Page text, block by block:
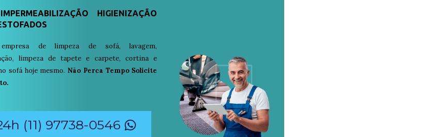
HIGIENIZAÇÃO
de limpeza de sofá, lavagem,
limpeza de tapete e carpete, cortina e
sofá hoje mesmo. Não Perca Tempo Solicite
(11) 97738-0546